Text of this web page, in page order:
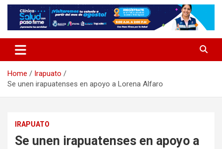
Noticias Guanajuato
Home
Irapuato
Se unen irapuatenses en apoyo a Lorena Alfaro
IRAPUATO
Se unen irapuatenses en apoyo a